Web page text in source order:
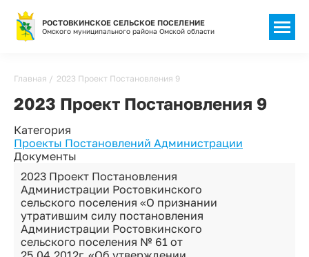
РОСТОВКИНСКОЕ СЕЛЬСКОЕ ПОСЕЛЕНИЕ
Омского муниципального района Омской области
Строка
навигации
Главная 2023 Проект Постановления 9
2023 Проект Постановления 9
Категория
Проекты Постановлений Администрации
Документы
2023 Проект Постановления
Администрации Ростовкинского
сельского поселения «О признании
утратившим силу постановления
Администрации Ростовкинского
сельского поселения № 61 от